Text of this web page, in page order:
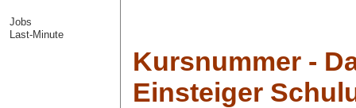
Kursnummer -
Einsteiger
Jobs
Last-Minute